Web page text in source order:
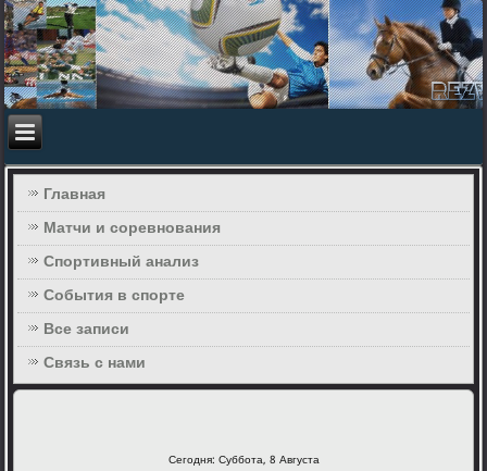
Главная
Матчи и соревнования
Спортивный анализ
События в спорте
Все записи
Связь с нами
Сегодня: Суббота, 8 Августа